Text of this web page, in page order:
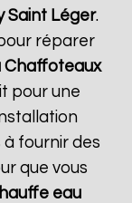
Saint Léger.
réparer
Chaffoteaux
pour une
à fournir des
que vous
eau